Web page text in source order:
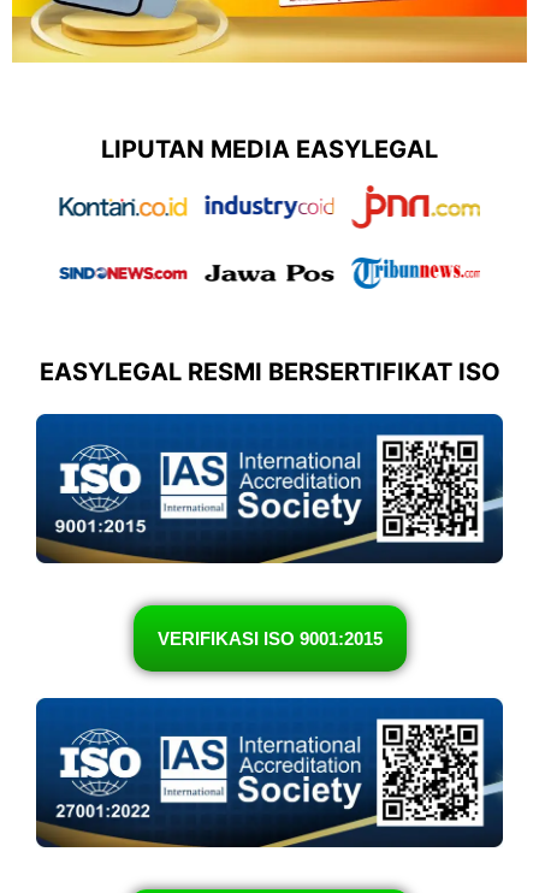
LIPUTAN MEDIA EASYLEGAL
EASYLEGAL RESMI BERSERTIFIKAT ISO
VERIFIKASI ISO 9001:2015